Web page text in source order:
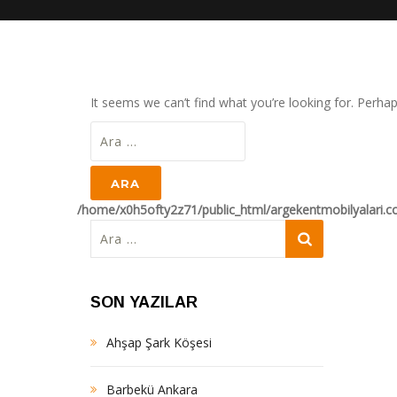
It seems we can’t find what you’re looking for.
/home/x0h5ofty2z71/public_html/
SON YAZILAR
Ahşap Şark Köşesi
Barbekü Ankara